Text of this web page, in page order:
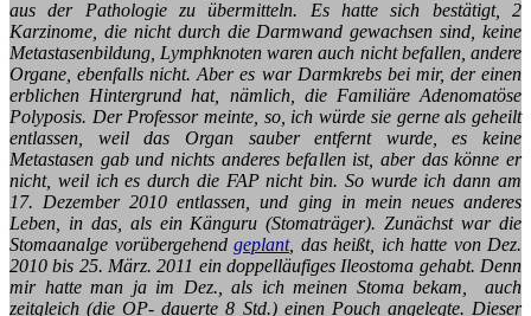
aus der Pathologie zu übermitteln. Es hatte sich bestätigt, 2
Karzinome, die nicht durch die Darmwand gewachsen sind, keine
Metastasenbildung, Lymphknoten waren auch nicht befallen, andere
Organe, ebenfalls nicht. Aber es war Darmkrebs bei mir, der einen
erblichen Hintergrund hat, nämlich, die Familiäre Adenomatöse
Polyposis. Der Professor meinte, so, ich würde sie gerne als geheilt
entlassen, weil das Organ sauber entfernt wurde, es keine
Metastasen gab und nichts anderes befallen ist, aber das könne er
nicht, weil ich es durch die FAP nicht bin. So wurde ich dann am
17. Dezember 2010 entlassen, und ging in mein neues anderes
Leben, in das, als ein Känguru (Stomaträger). Zunächst war die
Stomaanalge vorübergehend geplant, das heißt, ich hatte von Dez.
2010 bis 25. März. 2011 ein doppelläufiges Ileostoma gehabt. Denn
mir hatte man ja im Dez., als ich meinen Stoma bekam, auch
zeitgleich (die OP- dauerte 8 Std.) einen Pouch angelegte. Dieser